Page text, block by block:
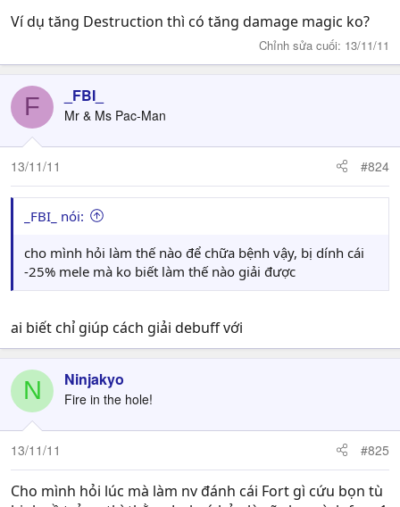
Ví dụ tăng Destruction thì có tăng damage magic ko?
Chỉnh sửa cuối: 13/11/11
F _FBI_
Mr & Ms Pac-Man
13/11/11 #824
_FBI_ nói:
cho mình hỏi làm thế nào để chữa bệnh vậy, bị dính cái
-25% mele mà ko biết làm thế nào giải được
ai biết chỉ giúp cách giải debuff với
N Ninjakyo
Fire in the hole!
13/11/11 #825
Cho mình hỏi lúc mà làm nv đánh cái Fort gì cứu bọn tù